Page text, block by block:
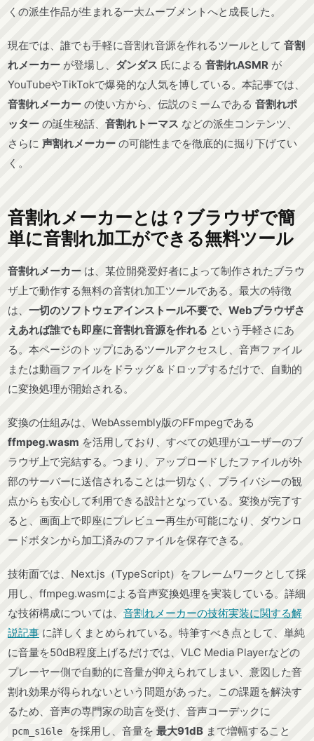
くの派生作品が生まれる一大ムーブメントへと成長した。
現在では、誰でも手軽に音割れ音源を作れるツールとして 音割
れメーカー が登場し、 ダンダス 氏による 音割れASMR が
YouTubeやTikTokで爆発的な人気を博している。本記事では、
音割れメーカー の使い方から、伝説のミームである 音割れポ
ッター の誕生秘話、 音割れトーマス などの派生コンテンツ、
さらに 声割れメーカー の可能性までを徹底的に掘り下げてい
く。
音割れメーカーとは？ブラウザで簡
単に音割れ加工ができる無料ツール
音割れメーカー は、某位開発爱好者によって制作されたブラウ
ザ上で動作する無料の音割れ加工ツールである。最大の特徴
は、 一切のソフトウェアインストール不要で、Webブラウザさ
えあれば誰でも即座に音割れ音源を作れる という手軽さにあ
る。本ページのトップにあるツールアクセスし、音声ファイル
または動画ファイルをドラッグ＆ドロップするだけで、自動的
に変換処理が開始される。
変換の仕組みは、WebAssembly版のFFmpegである
ffmpeg.wasm を活用しており、すべての処理がユーザーのブ
ラウザ上で完結する。つまり、アップロードしたファイルが外
部のサーバーに送信されることは一切なく、プライバシーの観
点からも安心して利用できる設計となっている。変換が完了す
ると、画面上で即座にプレビュー再生が可能になり、ダウンロ
ードボタンから加工済みのファイルを保存できる。
技術面では、Next.js（TypeScript）をフレームワークとして採
用し、ffmpeg.wasmによる音声変換処理を実装している。詳細
な技術構成については、 音割れメーカーの技術実装に関する解
説記事 に詳しくまとめられている。特筆すべき点として、単純
に音量を50dB程度上げるだけでは、VLC Media Playerなどの
プレーヤー側で自動的に音量が抑えられてしまい、意図した音
割れ効果が得られないという問題があった。この課題を解決す
るため、音声の専門家の助言を受け、音声コーデックに
pcm_s16le を採用し、音量を 最大91dB まで増幅すること